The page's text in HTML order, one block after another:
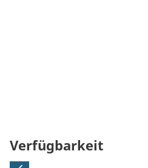
Verfügbarkeit